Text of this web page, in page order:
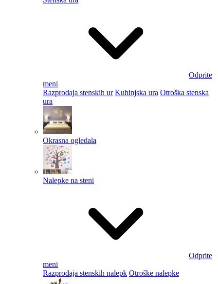
Odprite
meni
Razprodaja stenskih ur Kuhinjska ura Otroška stenska
ura
Okrasna ogledala
Nalepke na steni
Odprite
meni
Razprodaja stenskih nalepk Otroške nalepke